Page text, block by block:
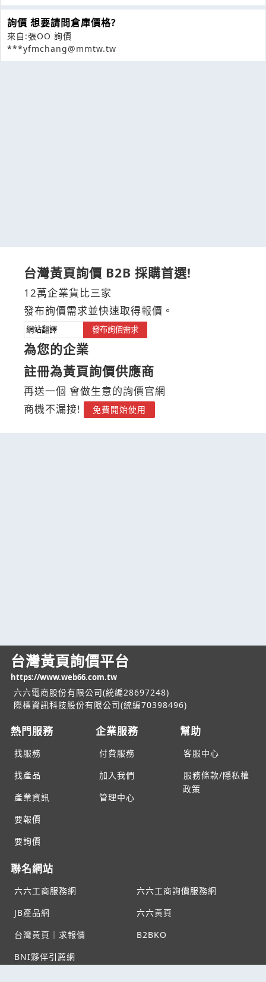
詢價 想要請問倉庫價格?
來自:張OO 詢價
***yfmchang@mmtw.tw
台灣黃頁詢價 B2B 採購首選!
12萬企業貨比三家
發布詢價需求並快速取得報價。
發布詢價需求
為您的企業
註冊為黃頁詢價供應商
再送一個 會做生意的詢價官網
商機不漏接!
免費開始使用
台灣黃頁詢價平台
https://www.web66.com.tw
六六電商股份有限公司(統編28697248)
際標資訊科技股份有限公司(統編70398496)
熱門服務
找服務
找產品
產業資訊
要報價
要詢價
企業服務
付費服務
加入我們
管理中心
幫助
客服中心
服務條款/隱私權
政策
聯名網站
六六工商服務網
六六工商詢價服務網
JB產品網
六六黃頁
台灣黃頁｜求報價
B2BKO
BNI夥伴引薦網